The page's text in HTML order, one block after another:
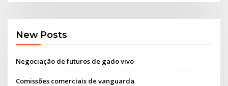
New Posts
Negociação de futuros de gado vivo
Comissões comerciais de vanguarda